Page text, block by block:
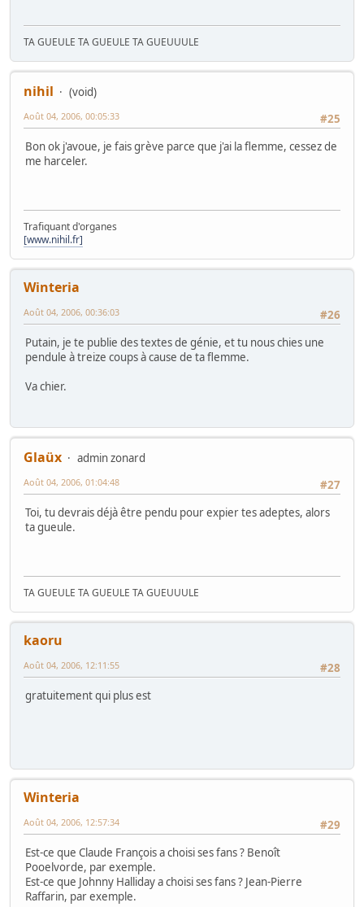
TA GUEULE TA GUEULE TA GUEUUULE
nihil
(void)
#25
Août 04, 2006, 00:05:33
Bon ok j'avoue, je fais grève parce que j'ai la flemme, cessez de
me harceler.
Trafiquant d'organes
[www.nihil.fr]
Winteria
#26
Août 04, 2006, 00:36:03
Putain, je te publie des textes de génie, et tu nous chies une
pendule à treize coups à cause de ta flemme.
Va chier.
Glaüx
admin zonard
#27
Août 04, 2006, 01:04:48
Toi, tu devrais déjà être pendu pour expier tes adeptes, alors
ta gueule.
TA GUEULE TA GUEULE TA GUEUUULE
kaoru
#28
Août 04, 2006, 12:11:55
gratuitement qui plus est
Winteria
#29
Août 04, 2006, 12:57:34
Est-ce que Claude François a choisi ses fans ? Benoît
Pooelvorde, par exemple.
Est-ce que Johnny Halliday a choisi ses fans ? Jean-Pierre
Raffarin, par exemple.